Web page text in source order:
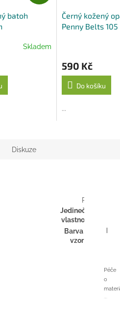
A
batoh
Skladem
Černý kožený
Penny Belts 105
590 Kč
Do košíku
...
Diskuze
Parametry
Jedinečné
vlastnosti
Barva /
vzor
Péče
o